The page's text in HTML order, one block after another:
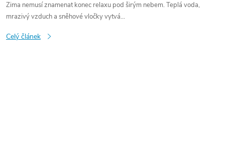
Zima nemusí znamenat konec relaxu pod širým nebem. Teplá voda,
mrazivý vzduch a sněhové vločky vytvá...
Celý článek